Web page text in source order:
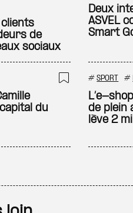
Ajouter
clients
de
sociaux
Deux
ASVEL
Smart
Ajouter
du
#SPORT #
L’e-
de plein
lève 2